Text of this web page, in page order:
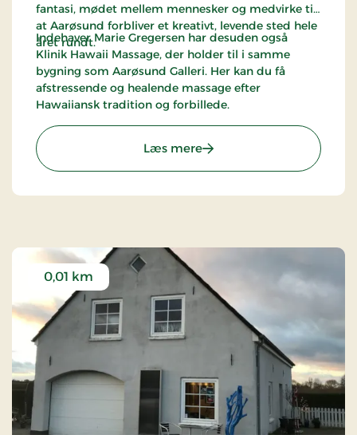
fantasi, mødet mellem mennesker og medvirke til
at Aarøsund forbliver et kreativt, levende sted hele
året rundt.
Indehaver Marie Gregersen har desuden også
Klinik Hawaii Massage, der holder til i samme
bygning som Aarøsund Galleri. Her kan du få
afstressende og healende massage efter
Hawaiiansk tradition og forbillede.
Læs mere: Aarøsund Galleri
0,01 km